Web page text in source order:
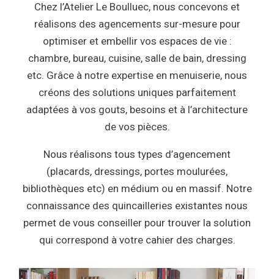
Chez l’Atelier Le Boulluec, nous concevons et
réalisons des agencements sur-mesure pour
optimiser et embellir vos espaces de vie :
chambre, bureau, cuisine, salle de bain, dressing
etc. Grâce à notre expertise en menuiserie, nous
créons des solutions uniques parfaitement
adaptées à vos gouts, besoins et à l’architecture
de vos pièces.
Nous réalisons tous types d’agencement
(placards, dressings, portes moulurées,
bibliothèques etc) en médium ou en massif. Notre
connaissance des quincailleries existantes nous
permet de vous conseiller pour trouver la solution
qui correspond à votre cahier des charges.